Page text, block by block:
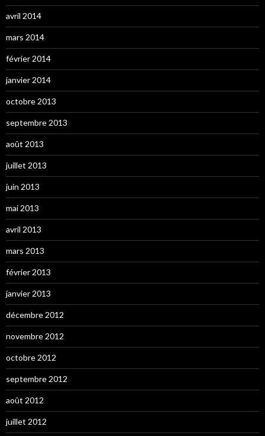
avril 2014
mars 2014
février 2014
janvier 2014
octobre 2013
septembre 2013
août 2013
juillet 2013
juin 2013
mai 2013
avril 2013
mars 2013
février 2013
janvier 2013
décembre 2012
novembre 2012
octobre 2012
septembre 2012
août 2012
juillet 2012